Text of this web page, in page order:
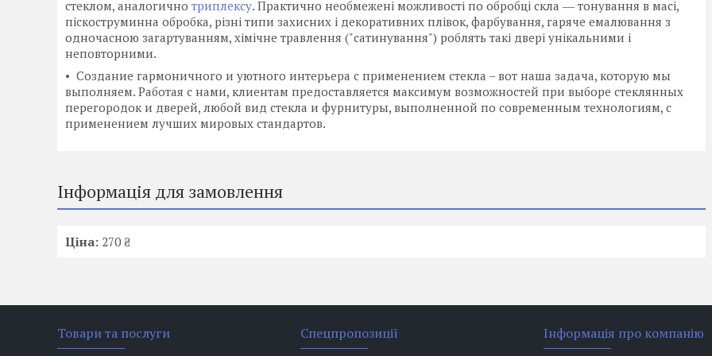
стеклом, аналогично триплексу. Практично необмежені можливості по обробці скла ― тонування в масі,
піскоструминна обробка, різні типи захисних і декоративних плівок, фарбування, гаряче емалювання з
одночасною загартуванням, хімічне травлення ("сатинування") роблять такі двері унікальними і
неповторними.
• Создание гармоничного и уютного интерьера с применением стекла – вот наша задача, которую мы
выполняем. Работая с нами, клиентам предоставляется максимум возможностей при выборе стеклянных
перегородок и дверей, любой вид стекла и фурнитуры, выполненной по современным технологиям, с
применением лучших мировых стандартов.
Інформація для замовлення
Ціна: 270 ₴
Товари та послуги Спецпропозиції Інформація про компанію